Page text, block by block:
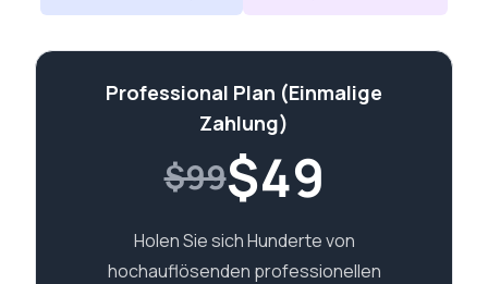
Professional Plan (Einmalige
Zahlung)
$99$49
Holen Sie sich Hunderte von
hochauflösenden professionellen